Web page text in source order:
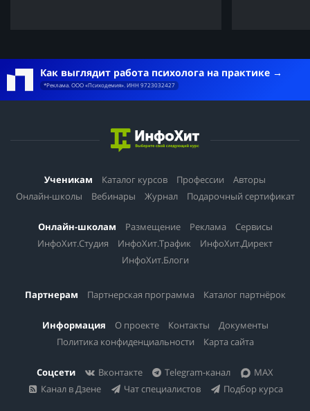
Как выглядит работа психолога на практике
*Реклама. ООО «Психодемия». ИНН 9723032427
Ученикам Каталог курсов Профессии
Авторы
Онлайн-школы
Вебинары Журнал Подарочный сертификат
Онлайн-школам Размещение Реклама
Сервисы
ИнфоХит.Студия
ИнфоХит.Трафик
ИнфоХит.Директ
ИнфоХит.Блоги
Партнерам Партнерская программа Каталог партнёрок
Информация О проекте Контакты
Документы
Политика конфиденциальности
Карта сайта
Соцсети Вконтакте Telegram-канал
MAX
Канал в Дзене
Чат специалистов Подбор курса